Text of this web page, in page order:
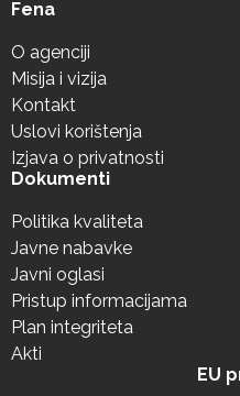
Fena
O agenciji
Misija i vizija
Kontakt
Uslovi korištenja
Izjava o privatnosti
Dokumenti
Politika kvaliteta
Javne nabavke
Javni oglasi
Pristup informacijama
Plan integriteta
Akti
EU